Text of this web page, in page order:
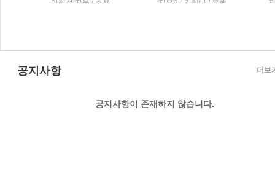
이혜선 지음 / 호우
지은이: 김혜나 / 은행
공지사항
공지사항이 존재하지 않습니다.
더보